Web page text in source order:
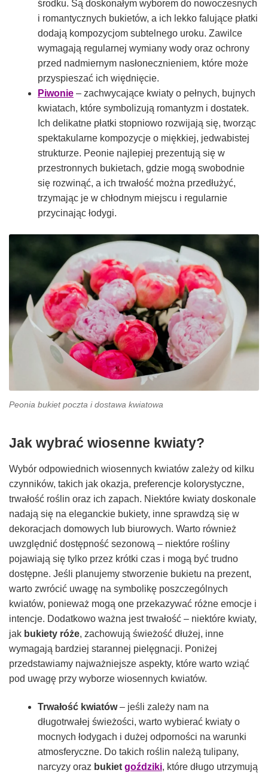
środku. Są doskonałym wyborem do nowoczesnych
i romantycznych bukietów, a ich lekko falujące płatki
dodają kompozycjom subtelnego uroku. Zawilce
wymagają regularnej wymiany wody oraz ochrony
przed nadmiernym nasłonecznieniem, które może
przyspieszać ich więdnięcie.
Piwonie – zachwycające kwiaty o pełnych, bujnych
kwiatach, które symbolizują romantyzm i dostatek.
Ich delikatne płatki stopniowo rozwijają się, tworząc
spektakularne kompozycje o miękkiej, jedwabistej
strukturze. Peonie najlepiej prezentują się w
przestronnych bukietach, gdzie mogą swobodnie
się rozwinąć, a ich trwałość można przedłużyć,
trzymając je w chłodnym miejscu i regularnie
przycinając łodygi.
Peonia bukiet poczta i dostawa kwiatowa
Jak wybrać wiosenne kwiaty?
Wybór odpowiednich wiosennych kwiatów zależy od kilku
czynników, takich jak okazja, preferencje kolorystyczne,
trwałość roślin oraz ich zapach. Niektóre kwiaty doskonale
nadają się na eleganckie bukiety, inne sprawdzą się w
dekoracjach domowych lub biurowych. Warto również
uwzględnić dostępność sezonową – niektóre rośliny
pojawiają się tylko przez krótki czas i mogą być trudno
dostępne. Jeśli planujemy stworzenie bukietu na prezent,
warto zwrócić uwagę na symbolikę poszczególnych
kwiatów, ponieważ mogą one przekazywać różne emocje i
intencje. Dodatkowo ważna jest trwałość – niektóre kwiaty,
jak bukiety róże, zachowują świeżość dłużej, inne
wymagają bardziej starannej pielęgnacji. Poniżej
przedstawiamy najważniejsze aspekty, które warto wziąć
pod uwagę przy wyborze wiosennych kwiatów.
Trwałość kwiatów– jeśli zależy nam na
długotrwałej świeżości, warto wybierać kwiaty o
mocnych łodygach i dużej odporności na warunki
atmosferyczne. Do takich roślin należą tulipany,
narcyzy oraz bukiet goździki, które długo utrzymują